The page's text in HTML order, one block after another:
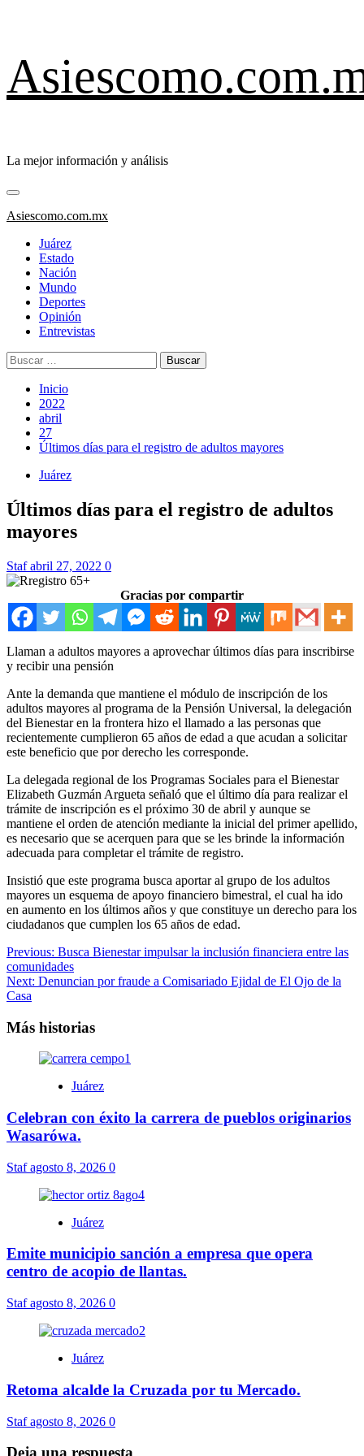
contenido
La mejor información y análisis
Menú
primario
Asiescomo.com.mx
Juárez
Estado
Nación
Mundo
Deportes
Opinión
Entrevistas
Buscar:
Inicio
2022
abril
27
Últimos días para el registro de adultos mayores
Juárez
Últimos días para el registro de adultos
mayores
Stafabril 27, 2022 0
Gracias por compartir
Llaman a adultos mayores a aprovechar últimos días para inscribirse
y recibir una pensión
Ante la demanda que mantiene el módulo de inscripción de los
adultos mayores al programa de la Pensión Universal, la delegación
del Bienestar en la frontera hizo el llamado a las personas que
recientemente cumplieron 65 años de edad a que acudan a solicitar
este beneficio que por derecho les corresponde.
La delegada regional de los Programas Sociales para el Bienestar
Elizabeth Guzmán Argueta señaló que el último día para realizar el
trámite de inscripción es el próximo 30 de abril y aunque se
mantiene el orden de atención mediante la inicial del primer apellido,
es necesario que se acerquen para que se les brinde la información
adecuada para completar el trámite de registro.
Insistió que este programa busca aportar al grupo de los adultos
mayores un esquema de apoyo financiero bimestral, el cual ha ido
en aumento en los últimos años y que constituye un derecho para los
ciudadanos que cumplen los 65 años de edad.
Navegación
de
entradas
Previous: Busca Bienestar impulsar la inclusión financiera entre las
comunidades
Next: Denuncian por fraude a Comisariado Ejidal de El Ojo de la
Casa
Más historias
Juárez
Celebran con éxito la carrera de pueblos originarios
Wasarówa.
Stafagosto 8, 2026 0
Juárez
Emite municipio sanción a empresa que opera
centro de acopio de llantas.
Stafagosto 8, 2026 0
Juárez
Retoma alcalde la Cruzada por tu Mercado.
Stafagosto 8, 2026 0
Deja una respuesta